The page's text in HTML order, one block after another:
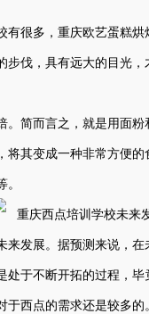
很多，重庆欧艺蛋糕烘
步伐，具有远大的目光
。简而言之，就是用面
将其变成一种非常方便
发展。据预测来说，在
处于不断开拓的过程，
西点的需求还是较多的